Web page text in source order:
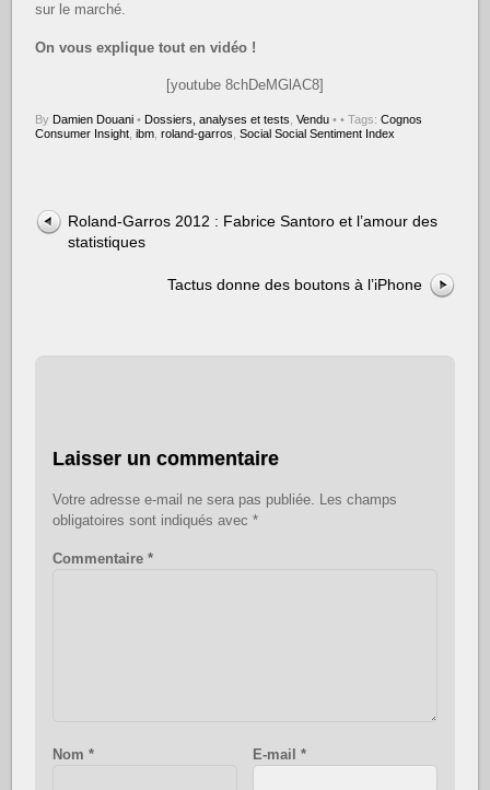
sur le marché.
On vous explique tout en vidéo !
[youtube 8chDeMGlAC8]
By Damien Douani • Dossiers, analyses et tests ,Vendu • • Tags:Cognos
Consumer Insight ,ibm ,roland-garros ,Social Social Sentiment Index
Roland-Garros 2012 : Fabrice Santoro et l’amour des
statistiques
Tactus donne des boutons à l’iPhone
Laisser un commentaire
Votre adresse e-mail ne sera pas publiée. Les champs
obligatoires sont indiqués avec *
Commentaire *
Nom * E-mail*